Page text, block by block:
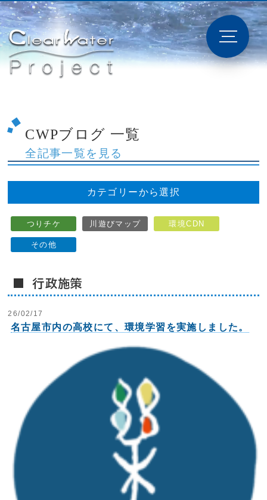
CWPブログ 一覧
全記事一覧を見る
カテゴリーから選択
つりチケ 川遊びマップ 環境CDN
その他
■ 行政施策
26/02/17
名古屋市内の高校にて、環境学習を実施しました。